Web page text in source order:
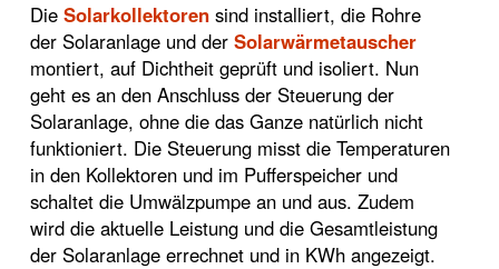
Die Solarkollektoren sind installiert, die Rohre
der Solaranlage und der Solarwärmetauscher
montiert, auf Dichtheit geprüft und isoliert. Nun
geht es an den Anschluss der Steuerung der
Solaranlage, ohne die das Ganze natürlich nicht
funktioniert. Die Steuerung misst die Temperaturen
in den Kollektoren und im Pufferspeicher und
schaltet die Umwälzpumpe an und aus. Zudem
wird die aktuelle Leistung und die Gesamtleistung
der Solaranlage errechnet und in KWh angezeigt.